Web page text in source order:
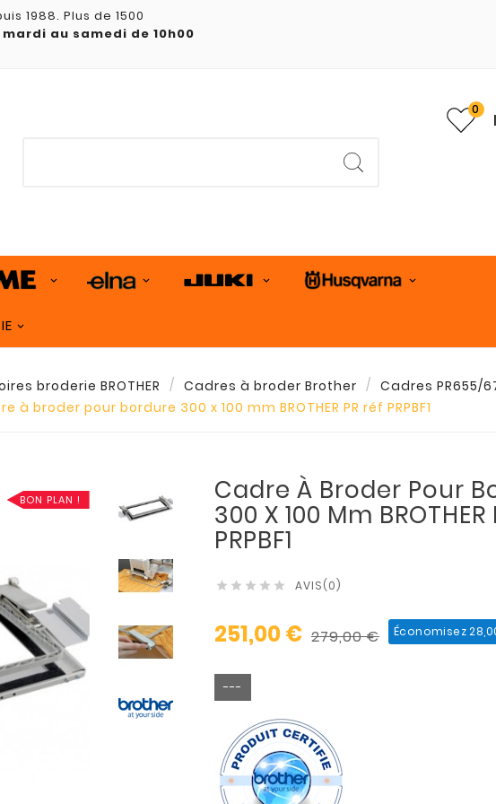
1988. Plus de 1500
mardi au samedi de 10h00
0
broderie BROTHER Cadres à broder Brother
Cadres PR655/
à broder pour bordure 300 x 100 mm BROTHER PR réf PRPBF1
BON PLAN ! Cadre À Broder Pour
300 X 100 Mm BROTHER
PRPBF1
     AVIS(0)
251,00 € 279,00 € Économisez
---